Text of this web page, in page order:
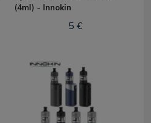
(4ml) - Innokin
5 €